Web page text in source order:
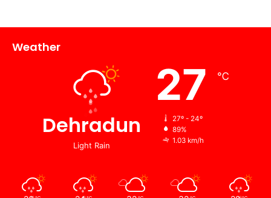
Weather
Dehradun
Light Rain
27 ℃
27º - 24º
89%
1.03 km/h